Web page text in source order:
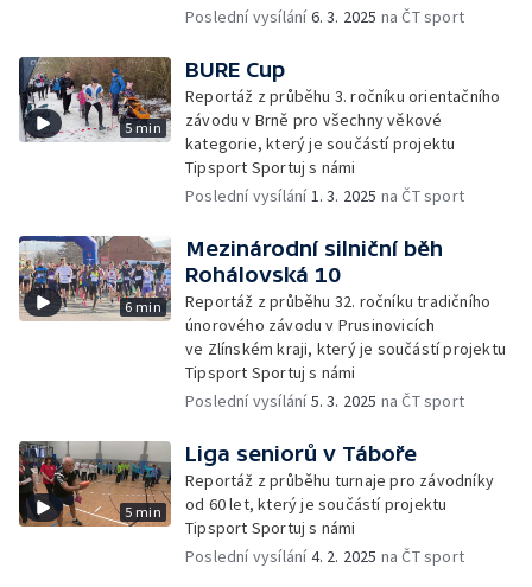
Poslední vysílání6. 3. 2025 na ČT sport
5 min
BURE Cup
Reportáž z průběhu 3. ročníku orientačního
závodu v Brně pro všechny věkové
kategorie, který je součástí projektu
Tipsport Sportuj s námi
Poslední vysílání1. 3. 2025 na ČT sport
6 min
Mezinárodní silniční běh
Rohálovská 10
Reportáž z průběhu 32. ročníku tradičního
únorového závodu v Prusinovicích
ve Zlínském kraji, který je součástí projektu
Tipsport Sportuj s námi
Poslední vysílání5. 3. 2025 na ČT sport
5 min
Liga seniorů v Táboře
Reportáž z průběhu turnaje pro závodníky
od 60 let, který je součástí projektu
Tipsport Sportuj s námi
Poslední vysílání4. 2. 2025 na ČT sport